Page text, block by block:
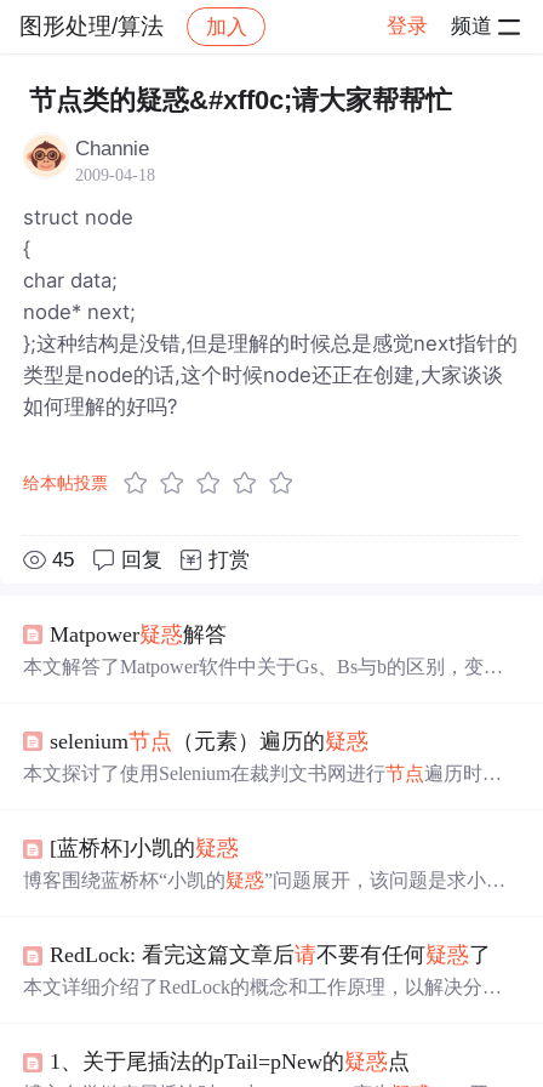
图形处理/算法 加入 登录 频道
社区 图形处理/算法 帖子详情
节点类的疑惑&#xff0c;请大家帮帮忙
Channie
2009-04-18
struct node
{
char data;
node* next;
};这种结构是没错,但是理解的时候总是感觉next指针的
类型是node的话,这个时候node还正在创建,大家谈谈
如何理解的好吗?
给本帖投票
45 回复 打赏
Matpower疑惑解答
本文解答了Matpower软件中关于Gs、Bs与b的区别，变压
selenium节点 （元素）遍历的疑惑
本文探讨了使用Selenium在裁判文书网进行节点遍历时遇
实现了对每个关键词的独立遍历。
[蓝桥杯]小凯的疑惑
博客围绕蓝桥杯“小凯的疑惑”问题展开，该问题是求小凯
图匹配求解，给出C++代码实现、解析及实例验证，还提
及注意事项、优化建议和复杂度分析。
RedLock: 看完这篇文章后请不要有任何疑惑了
本文详细介绍了RedLock的概念和工作原理，以解决分布
加锁才能视为获取锁成功。文章还提供了基于Redisson的R
1、关于尾插法的pTail=pNew的疑惑点